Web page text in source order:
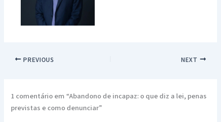
PREVIOUS NEXT
1 comentário em “Abandono de incapaz: o que diz a lei, penas
previstas e como denunciar”